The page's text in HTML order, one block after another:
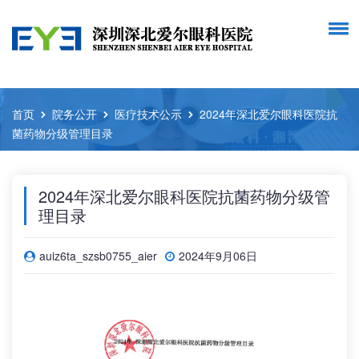
首页 院务公开 医疗技术公示
2024年深北爱尔眼科医院抗
菌药物分级管理目录
2024年深北爱尔眼科医院抗菌药物分级管
理目录
auiz6ta_szsb0755_aier 2024年9月06日